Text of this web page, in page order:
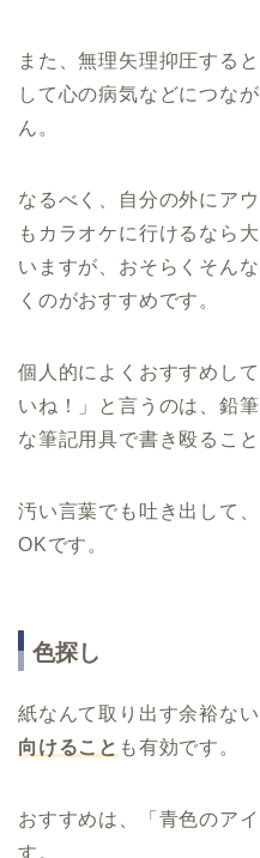
また、無理矢理抑圧する
して心の病気などにつな
ん。
なるべく、自分の外にア
もカラオケに行けるなら
いますが、おそらくそん
くのがおすすめです。
個人的によくおすすめし
いね！」と言うのは、鉛
な筆記用具で書き殴ること
汚い言葉でも吐き出して
OKです。
色探し
紙なんて取り出す余裕ない
向けること も有効です。
おすすめは、「青色のア
す。